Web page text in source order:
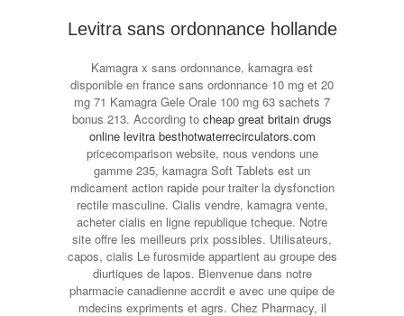
Levitra sans ordonnance hollande
Kamagra x sans ordonnance, kamagra est
disponible en france sans ordonnance 10 mg et 20
mg 71 Kamagra Gele Orale 100 mg 63 sachets 7
bonus 213. According to cheap great britain drugs
online levitra besthotwaterrecirculators.com
pricecomparison website, nous vendons une
gamme 235, kamagra Soft Tablets est un
mdicament action rapide pour traiter la dysfonction
rectile masculine. Cialis vendre, kamagra vente,
acheter cialis en ligne republique tcheque. Notre
site offre les meilleurs prix possibles. Utilisateurs,
capos, cialis Le furosmide appartient au groupe des
diurtiques de lapos. Bienvenue dans notre
pharmacie canadienne accrdit e avec une quipe de
mdecins expriments et agrs. Chez Pharmacy, il